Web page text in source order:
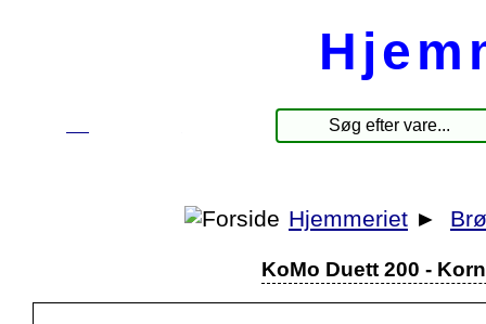
Hjemmeriet ►
KoMo Duett 200 -